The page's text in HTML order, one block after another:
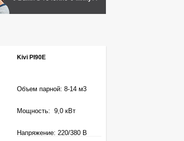
Kivi PI90E
Объем парной: 8-14 м3
Мощность: 9,0 кВт
Напряжение: 220/380 В